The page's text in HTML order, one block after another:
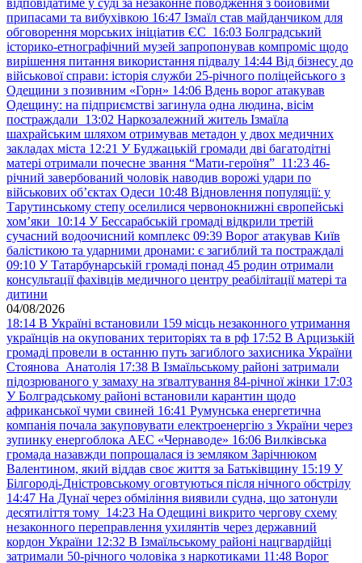
відповідатиме у суді за незаконне поводження з бойовими
припасами та вибухівкою 16:47 Ізмаїл став майданчиком для
обговорення морських ініціатив ЄС 16:03 Болградський
історико-етнографічний музей запропонував компроміс щодо
вирішення питання використання підвалу 14:44 Від бізнесу до
військової справи: історія служби 25-річного поліцейського з
Одещини з позивним «Горн» 14:06 Вдень ворог атакував
Одещину: на підприємстві загинула одна людина, вісім
постраждали 13:02 Наркозалежний житель Ізмаїла
шахрайським шляхом отримував метадон у двох медичних
закладах міста 12:21 У Буджацькій громади дві багатодітні
матері отримали почесне звання “Мати-героїня” 11:23 46-
річний завербований чоловік наводив ворожі удари по
військових обʼєктах Одеси 10:48 Відновлення популяції: у
Тарутинському степу оселилися червонокнижні європейські
хом’яки 10:14 У Бессарабській громаді відкрили третій
сучасний водоочисний комплекс 09:39 Ворог атакував Київ
балістикою та ударними дронами: є загиблий та постраждалі
09:10 У Татарбунарській громаді понад 45 родин отримали
консультації фахівців медичного центру реабілітації матері та
дитини
04/08/2026
18:14 В Україні встановили 159 місць незаконного утримання
українців на окупованих територіях та в рф 17:52 В Арцизькій
громаді провели в останню путь загиблого захисника України
Стоянова Анатолія 17:38 В Ізмаїльському районі затримали
підозрюваного у замаху на зґвалтування 84-річної жінки 17:03
У Болградському районі встановили карантин щодо
африканської чуми свиней 16:41 Румунська енергетична
компанія почала закуповувати електроенергію з України через
зупинку енергоблока АЕС «Чернаводе» 16:06 Вилківська
громада назавжди попрощалася із земляком Зарічнюком
Валентином, який віддав своє життя за Батьківщину 15:19 У
Білгороді-Дністровському оговтуються після нічного обстрілу
14:47 На Дунаї через обміління виявили судна, що затонули
десятиліття тому 14:23 На Одещині викрито чергову схему
незаконного переправлення ухилянтів через державний
кордон України 12:32 В Ізмаїльському районі нацгвардійці
затримали 50-річного чоловіка з наркотиками 11:48 Ворог